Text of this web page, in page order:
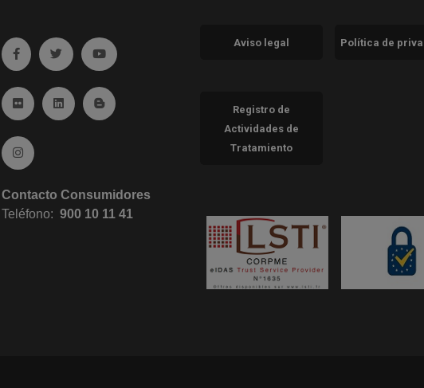
Ir a facebook (abre en ventana nueva)
Ir a twitter (abre en ventana nueva)
Ir a YouTube (abre en ventana nueva)
Ir a Flickr (abre en ventana nueva)
Ir a Linkedin (abre en ventana nueva)
Ir al Blog (abre en ventana nueva)
Ir a Instagram (abre en ventana nueva)
Contacto Consumidores
Teléfono:900 10 11 41
Aviso legal Política de
Registro de
Actividades de
Tratamiento